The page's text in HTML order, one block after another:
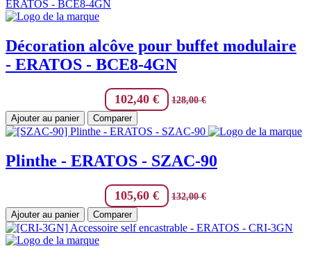
Décoration alcôve pour buffet modulaire
- ERATOS - BCE8-4GN
102,40 € 128,00€
Ajouter au panier
Comparer
Plinthe - ERATOS - SZAC-90
105,60 € 132,00€
Ajouter au panier
Comparer